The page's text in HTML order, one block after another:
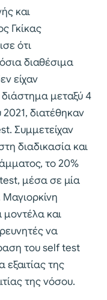
και
Γκίκας
ότι
διαθέσιμα
είχαν
μεταξύ 4
2021, διατέθηκαν
Συμμετείχαν
διαδικασία και
το 20%
μέσα σε μία
και
να
του self test
της
της νόσου.